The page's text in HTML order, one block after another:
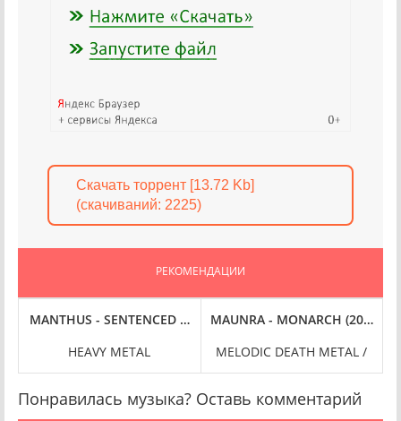
Скачать торрент [13.72 Kb]
(cкачиваний: 2225)
РЕКОМЕНДАЦИИ
MANTHUS - SENTENCED TO ROCK (2022)
HEAVY METAL
MAUNRA - MONARCH (2022)
MELODIC DEATH METAL /
Понравилась музыка? Оставь комментарий